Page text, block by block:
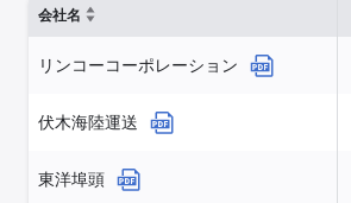
会社名
リンコーコーポレーション
伏木海陸運送
東洋埠頭